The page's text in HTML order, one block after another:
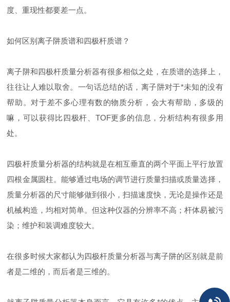
度、重现性都要差一点。
如何区别离子阱质谱和四极杆质谱？
离子阱和四极杆质量分析器有很多相似之处，在质谱的选择上，
往往让人难以取舍。一句话总结的话，离子阱对于*未知的没有
帮助。对于差不多心理有数的物质分析，会大有帮助，多级的
嘛，可以获得比四极杆、TOF更多的信息，分析结构有很多用
处。
四极杆质量分析器的结构就是在相互垂直的两个平面上平行放置
四根金属圆柱。能够通过电场的调节进行质量扫描或质量选择，
质量分析器的尺寸能够做到很小，扫描速度快，无论是操作还是
机械构造，均相对简单。但这种仪器的分辨率不高；杆体易被污
染；维护和装调难度较大。
在很多时候大家都认为四极杆质量分析器与离子阱的区别就是前
者是二维的，而后者是三维的。